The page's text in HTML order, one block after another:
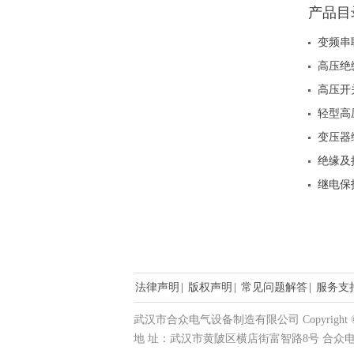
产品目
变频串
高压绝
高压开
轻型高
变压器
绝缘及
继电保
法律声明 版权声明 常见问题解答 服务支
武汉市合众电气设备制造有限公司 Copyright
地 址：武汉市黄陂区横店街富智路8号 合众